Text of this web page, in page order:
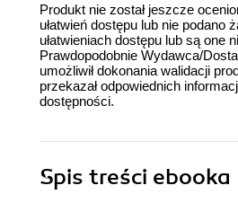
Produkt nie został jeszcze
ułatwień dostępu lub nie podano
ułatwieniach dostępu lub są one
Prawdopodobnie Wydawca/
umożliwił dokonania walidacji
przekazał odpowiednich
dostępności.
Spis treści ebooka